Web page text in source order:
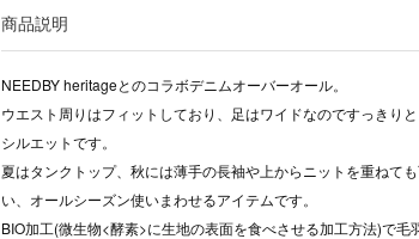
商品説明
NEEDBY heritageとのコラボデニムオーバーオール。
ウエスト周りはフィットしており、足はワイドなのですっきり
シルエットです。
夏はタンクトップ、秋には薄手の長袖や上からニットを重ねて
い、オールシーズン使いまわせるアイテムです。
BIO加工(微生物<酵素>に生地の表面を食べさせる加工方法)で毛